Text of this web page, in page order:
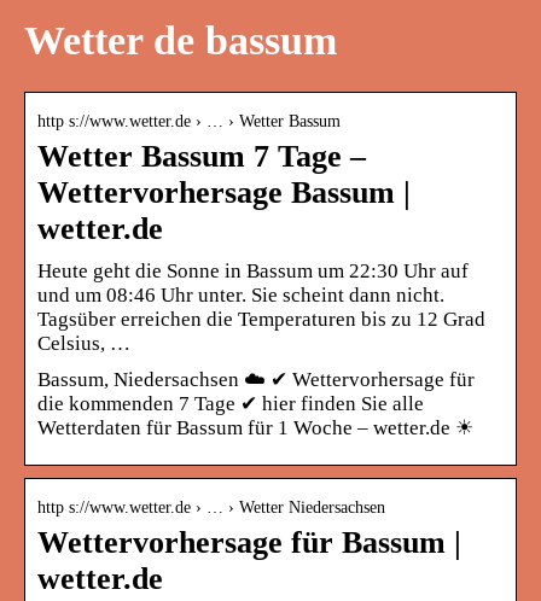
Wetter de bassum
http s://www.wetter.de › … › Wetter Bassum
Wetter Bassum 7 Tage –
Wettervorhersage Bassum |
wetter.de
Heute geht die Sonne in Bassum um 22:30 Uhr auf
und um 08:46 Uhr unter. Sie scheint dann nicht.
Tagsüber erreichen die Temperaturen bis zu 12 Grad
Celsius, …
Bassum, Niedersachsen ☁️ ✔ Wettervorhersage für
die kommenden 7 Tage ✔ hier finden Sie alle
Wetterdaten für Bassum für 1 Woche – wetter.de ☀
http s://www.wetter.de › … › Wetter Niedersachsen
Wettervorhersage für Bassum |
wetter.de